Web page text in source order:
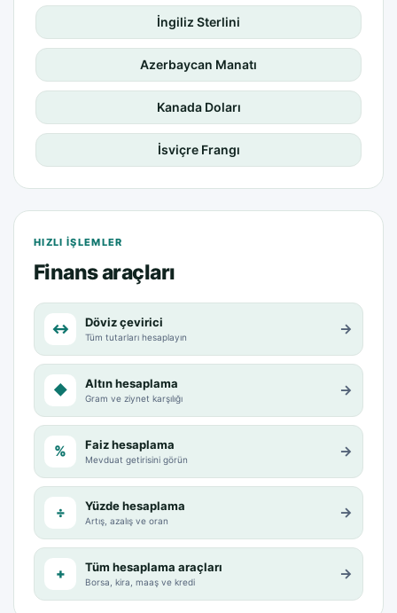
İngiliz Sterlini
Azerbaycan Manatı
Kanada Doları
İsviçre Frangı
HIZLI IŞLEMLER
Finans araçları
↔ Döviz çevirici
Tüm tutarları hesaplayın →
◆ Altın hesaplama
Gram ve ziynet karşılığı →
% Faiz hesaplama
Mevduat getirisini görün →
÷ Yüzde hesaplama
Artış, azalış ve oran →
+ Tüm hesaplama araçları
Borsa, kira, maaş ve kredi →